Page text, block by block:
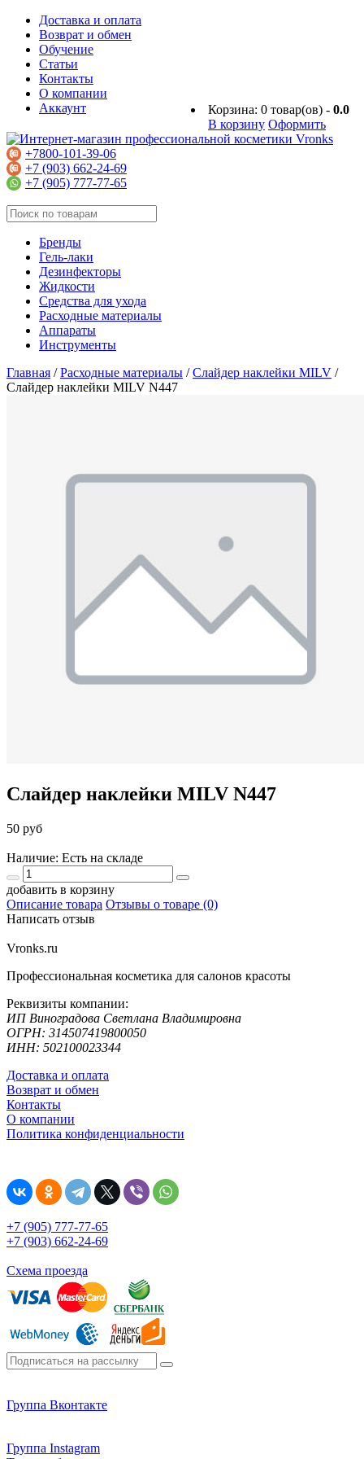
Доставка и оплата
Возврат и обмен
Обучение
Статьи
Контакты
О компании
Корзина: 0 товар(ов) - 0.0
В корзину Оформить
Аккаунт
+7800-101-39-06
+7 (903) 662-24-69
+7 (905) 777-77-65
Бренды
Гель-лаки
Дезинфекторы
Жидкости
Средства для ухода
Расходные материалы
Аппараты
Инструменты
Главная /Расходные материалы /Слайдер наклейки MILV /
Слайдер наклейки MILV N447
Слайдер наклейки MILV N447
50 руб
Наличие: Есть на складе
добавить в корзину
Описание товара Отзывы о товаре (0)
Написать отзыв
Vronks.ru
Профессиональная косметика для салонов красоты
Реквизиты компании:
ИП Виноградова Светлана Владимировна
ОГРН: 314507419800050
ИНН: 502100023344
Доставка и оплата
Возврат и обмен
Контакты
О компании
Политика конфиденциальности
+7 (905) 777-77-65
+7 (903) 662-24-69
Схема проезда
Группа Вконтакте
Группа Instagram